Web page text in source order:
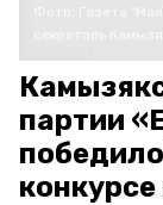
Газета
секретарь
партии
конкурсе